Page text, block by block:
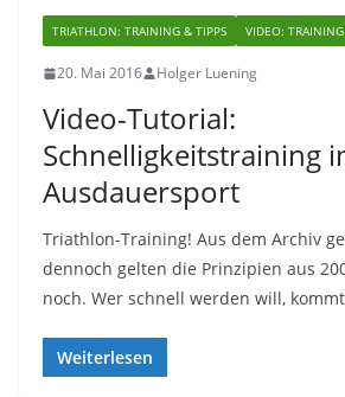
TRIATHLON: TRAINING & TIPPS VIDEO:
20. Mai 2016 Holger Luening
Video-Tutorial:
Schnelligkeitstraining
Ausdauersport
Triathlon-Training! Aus dem Archiv
dennoch gelten die Prinzipien aus
noch. Wer schnell werden will, kommt
Weiterlesen